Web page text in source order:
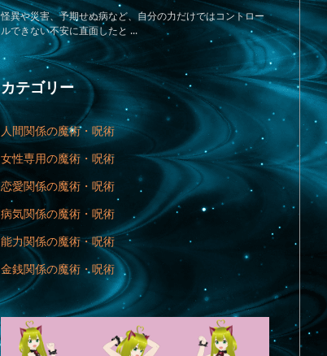
怪異や災害、予期せぬ病など、自分の力だけではコントロー
ルできない不安に直面したと ...
カテゴリー
人間関係の魔術・呪術
女性専用の魔術・呪術
恋愛関係の魔術・呪術
病気関係の魔術・呪術
能力関係の魔術・呪術
金銭関係の魔術・呪術